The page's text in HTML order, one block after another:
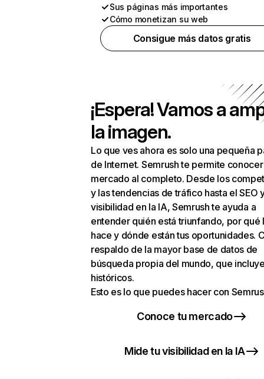
Sus páginas más importantes
Cómo monetizan su web
Consigue más datos gratis
¡Espera! Vamos a
la imagen.
Lo que ves ahora es solo una pequeña
de Internet. Semrush te permite
mercado al completo. Desde los
y las tendencias de tráfico hasta el SEO
visibilidad en la IA, Semrush te ayuda a
entender quién está triunfando, por qué
hace y dónde están tus oportunidades.
respaldo de la mayor base de datos de
búsqueda propia del mundo, que
históricos.
Esto es lo que puedes hacer con
Conoce tu mercado
Mide tu visibilidad en la IA